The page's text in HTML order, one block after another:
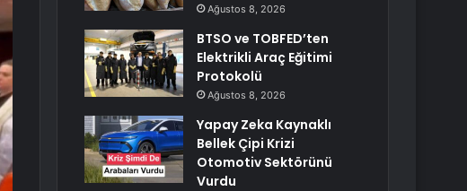
Ağustos 8, 2026
BTSO ve TOBFED’ten
Elektrikli Araç Eğitimi
Protokolü
Ağustos 8, 2026
Yapay Zeka Kaynaklı
Bellek Çipi Krizi
Otomotiv Sektörünü
Vurdu